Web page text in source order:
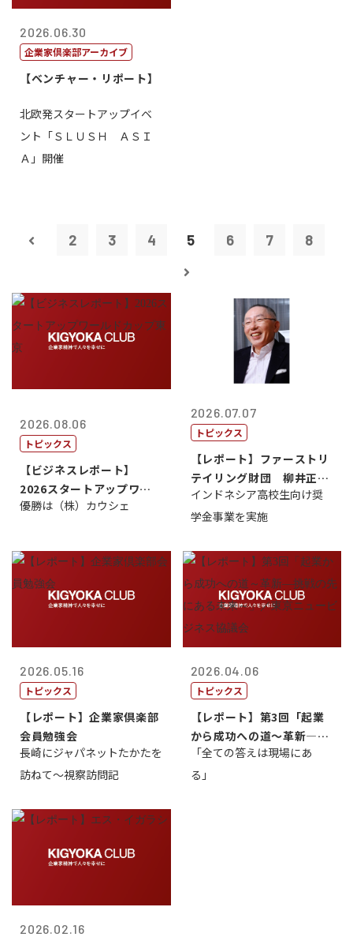
2026.06.30
企業家倶楽部アーカイブ
【ベンチャー・リポート】
北欧発スタートアップイベ
ント「ＳＬＵＳＨ ＡＳＩ
Ａ」開催
2 3 4 5 6 7 8
2026.08.06
トピックス
【ビジネスレポート】
2026スタートアップワー
ルドカップ東京
優勝は（株）カウシェ
2026.07.07
トピックス
【レポート】ファーストリ
テイリング財団 柳井正
理事長
インドネシア高校生向け奨
学金事業を実施
2026.05.16
トピックス
【レポート】企業家倶楽部
会員勉強会
長崎にジャパネットたかたを
訪ねて～視察訪問記
2026.04.06
トピックス
【レポート】第3回「起業
から成功への道～革新―挑
戦の先にある...
「全ての答えは現場にあ
る」
2026.02.16